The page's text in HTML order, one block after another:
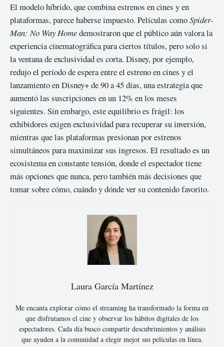
El modelo híbrido, que combina estrenos en cines y en
plataformas, parece haberse impuesto. Películas comoSpider-
Man: No Way Homedemostraron que el público aún valora la
experiencia cinematográfica para ciertos títulos, pero solo si
la ventana de exclusividad es corta. Disney, por ejemplo,
redujo el período de espera entre el estreno en cines y el
lanzamiento en Disney+ de 90 a 45 días, una estrategia que
aumentó las suscripciones en un 12% en los meses
siguientes. Sin embargo, este equilibrio es frágil: los
exhibidores exigen exclusividad para recuperar su inversión,
mientras que las plataformas presionan por estrenos
simultáneos para maximizar sus ingresos. El resultado es un
ecosistema en constante tensión, donde el espectador tiene
más opciones que nunca, pero también más decisiones que
tomar sobre cómo, cuándo y dónde ver su contenido favorito.
Laura García Martínez
Me encanta explorar cómo el streaming ha transformado la forma en
que disfrutamos el cine y observar los hábitos digitales de los
espectadores. Cada día busco compartir descubrimientos y análisis
que ayuden a la comunidad a elegir mejor sus películas en línea.